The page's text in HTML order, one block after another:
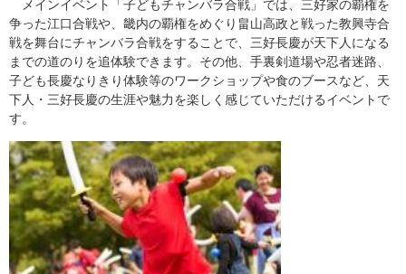
メインイベント「子どもチャンバラ合戦」では、三好家の覇権を
争った江口合戦や、畿内の覇権をめぐり畠山高政と戦った教興寺合
戦を舞台にチャンバラ合戦をすることで、三好長慶が天下人になる
までの道のりを追体験できます。その他、手裏剣道場や忍者迷路、
子ども長慶なりきり体験等のワークショップや食のブースなど、天
下人・三好長慶の生涯や魅力を楽しく感じていただけるイベントで
す。